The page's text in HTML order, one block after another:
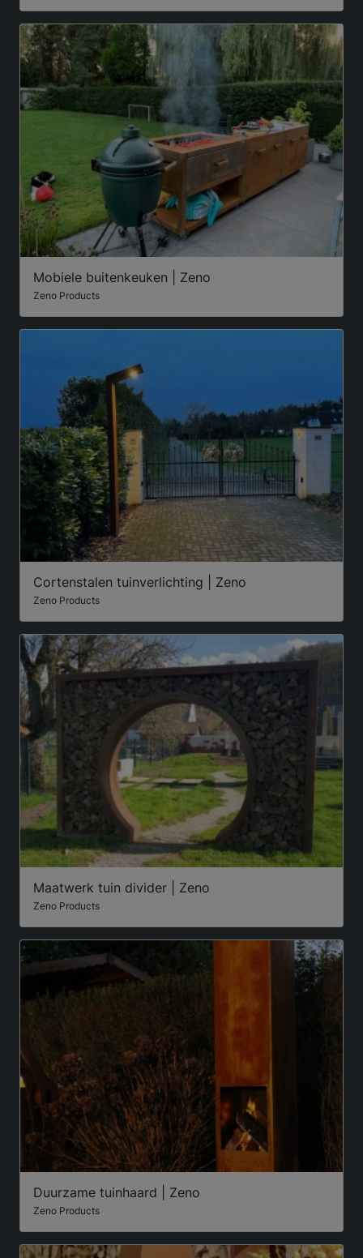
Mobiele buitenkeuken | Zeno
Zeno Products
Cortenstalen tuinverlichting | Zeno
Zeno Products
Maatwerk tuin divider | Zeno
Zeno Products
Duurzame tuinhaard | Zeno
Zeno Products